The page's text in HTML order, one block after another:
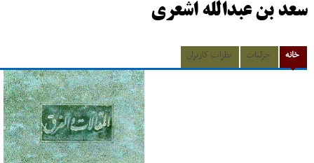
سعد بن عبدالله اشعری
خانه جزئیات نظرات کاربران